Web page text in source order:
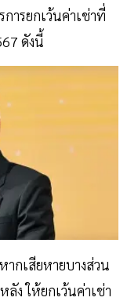
ารยกเว้นค่าเช่าที่
ดังนี้
ากเสียหายบางส่วน
ลัง ให้ยกเว้นค่าเช่า